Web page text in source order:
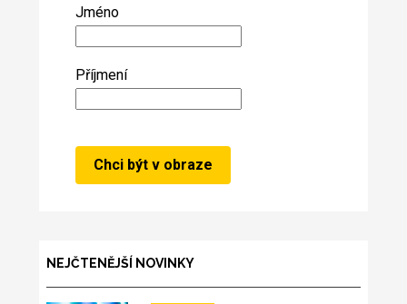
Jméno
Příjmení
NEJČTENĚJŠÍ NOVINKY